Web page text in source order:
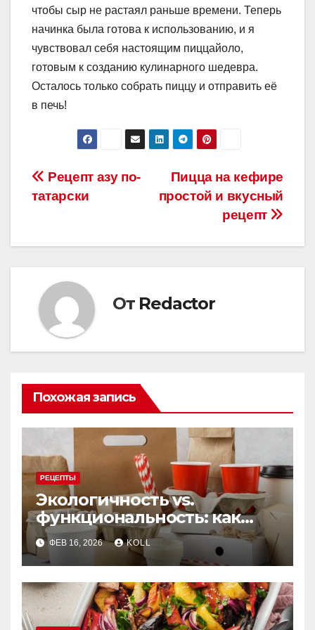
чтобы сыр не растаял раньше времени. Теперь
начинка была готова к использованию, и я
чувствовал себя настоящим пиццайоло,
готовым к созданию кулинарного шедевра.
Осталось только собрать пиццу и отправить её
в печь!
Навигация
записям
Пицца на кефире
простой и вкусный
рецепт
Рецепт азу по-
татарски
От Redactor
Похожая запись
РЕЦЕПТЫ
Экологичность vs.
функциональность: как
выбрать бумажную посуду
для заведения
ФЕВ 16, 2026 KOLL